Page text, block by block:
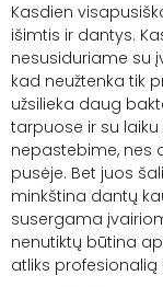
Kasdien
išimtis ir dantys.
nesusiduriame su
kad neužtenka tik
užsilieka daug
tarpuose ir su
nepastebime, nes
pusėje. Bet juos
minkština dantų
susergama
nenutiktų būtina
atliks